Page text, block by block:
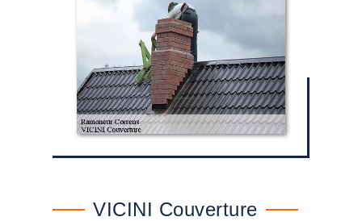
VICINI Couverture